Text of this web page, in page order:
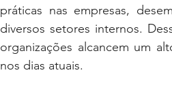
práticas nas empresas,
diversos setores internos.
organizações alcancem um
nos dias atuais.